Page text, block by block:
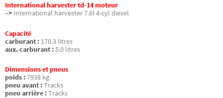
International harvester td-14 moteur
–> International harvester 7.6l 4-cyl diesel
Capacité
carburant : 170.3 litres
aux. carburant :5.0 litres
Dimensions et pneus
poids :7938 kg
pneu avant :Tracks
pneu arrière :Tracks